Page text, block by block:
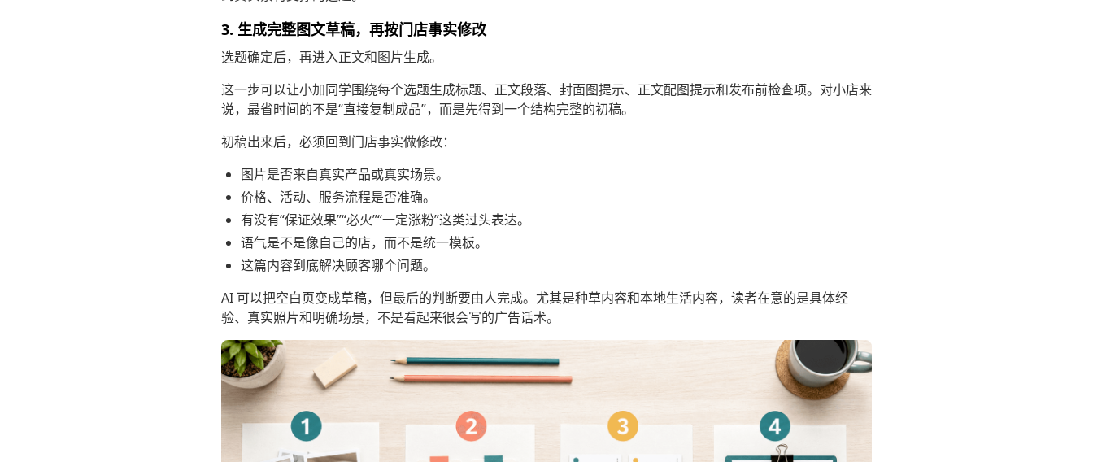
3. 生成完整图文草稿，再按门店事实修改
选题确定后，再进入正文和图片生成。
这一步可以让小加同学围绕每个选题生成标题、正文段落、封面图提示、正文配图提示和发布前检查项。对小店来
说，最省时间的不是“直接复制成品”，而是先得到一个结构完整的初稿。
初稿出来后，必须回到门店事实做修改：
图片是否来自真实产品或真实场景。
价格、活动、服务流程是否准确。
有没有“保证效果”“必火”“一定涨粉”这类过头表达。
语气是不是像自己的店，而不是统一模板。
这篇内容到底解决顾客哪个问题。
AI 可以把空白页变成草稿，但最后的判断要由人完成。尤其是种草内容和本地生活内容，读者在意的是具体经
验、真实照片和明确场景，不是看起来很会写的广告话术。